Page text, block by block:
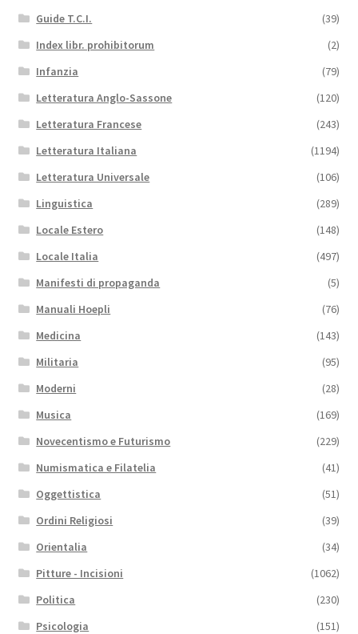
Guide T.C.I.
(39)
Index libr. prohibitorum
(2)
Infanzia
(79)
Letteratura Anglo-Sassone
(120)
Letteratura Francese
(243)
Letteratura Italiana
(1194)
Letteratura Universale
(106)
Linguistica
(289)
Locale Estero
(148)
Locale Italia
(497)
Manifesti di propaganda
(5)
Manuali Hoepli
(76)
Medicina
(143)
Militaria
(95)
Moderni
(28)
Musica
(169)
Novecentismo e Futurismo
(229)
Numismatica e Filatelia
(41)
Oggettistica
(51)
Ordini Religiosi
(39)
Orientalia
(34)
Pitture - Incisioni
(1062)
Politica
(230)
Psicologia
(151)